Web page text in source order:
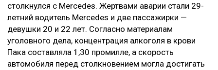
столкнулся с Mercedes. Жертвами аварии стали 29-
летний водитель Mercedes и две пассажирки —
девушки 20 и 22 лет. Согласно материалам
уголовного дела, концентрация алкоголя в крови
Пака составляла 1,30 промилле, а скорость
автомобиля перед столкновением могла достигать